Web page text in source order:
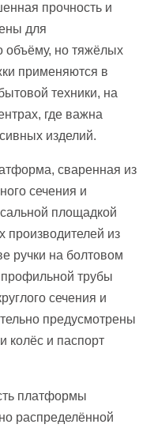
прочность и
для
объёму, но тяжёлых
применяются в
техники, на
где важна
изделий.
сваренная из
сечения и
площадкой
производителей из
ручки на болтовом
трубы
сечения и
предусмотрены
колёс и паспорт
платформы
распределённой